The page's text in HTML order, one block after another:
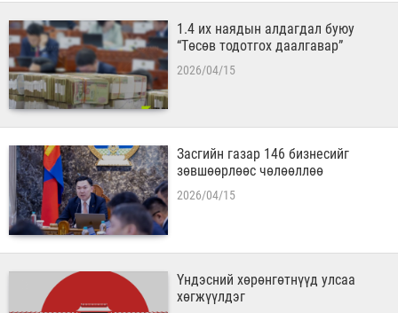
1.4 их наядын алдагдал буюу
“Төсөв тодотгох даалгавар”
2026/04/15
Засгийн газар 146 бизнесийг
зөвшөөрлөөс чөлөөллөө
2026/04/15
Үндэсний хөрөнгөтнүүд улсаа
хөгжүүлдэг